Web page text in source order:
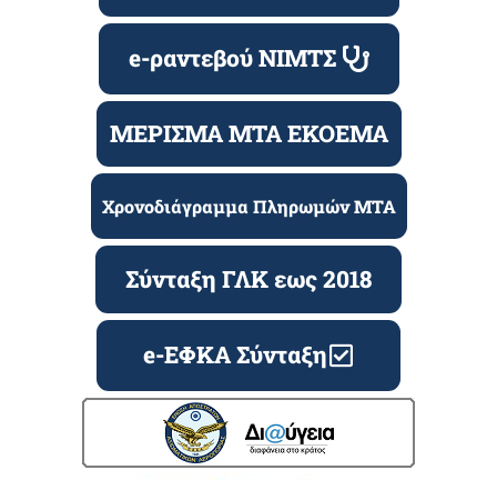
e-ραντεβού ΝΙΜΤΣ
ΜΕΡΙΣΜΑ ΜΤΑ ΕΚΟΕΜΑ
Χρονοδιάγραμμα Πληρωμών ΜΤΑ
Σύνταξη ΓΛΚ εως 2018
e-ΕΦΚΑ Σύνταξη